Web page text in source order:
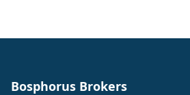
Bosphorus Brokers